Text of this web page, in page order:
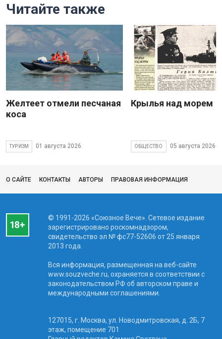
Читайте также
Желтеет отмели песчаная
коса
ТУРИЗМ 01 августа 2026
Крылья над морем
ОБЩЕСТВО 05 августа 2026
О САЙТЕ КОНТАКТЫ АВТОРЫ ПРАВОВАЯ ИНФОРМАЦИЯ
© 1991-2026 «Союзное Вече». Сетевое издание
зарегистрировано роскомнадзором,
свидетельство эл № фc77-52606 от 25 января
2013 года.
Вся информация, размещенная на веб-сайте
www.souzveche.ru, охраняется в соответствии с
законодательством РФ об авторском праве и
международными соглашениями.
127015, г. Москва, ул. Новодмитровская, д. 2Б, 7
этаж, помещение 701